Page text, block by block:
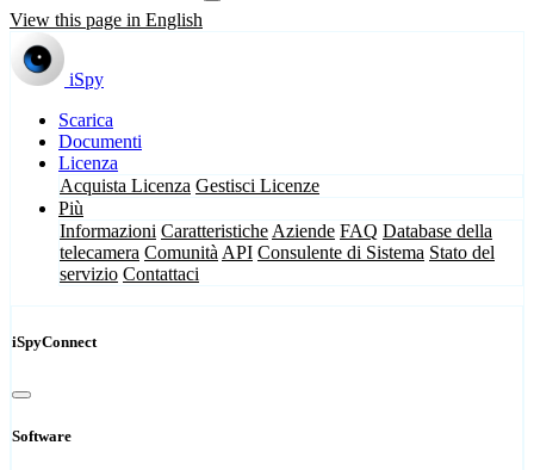
View this page in English
iSpy
Scarica
Documenti
Licenza
Acquista Licenza Gestisci Licenze
Più
Informazioni Caratteristiche Aziende FAQ Database della
telecamera Comunità API Consulente di Sistema Stato del
servizio Contattaci
iSpyConnect
Software